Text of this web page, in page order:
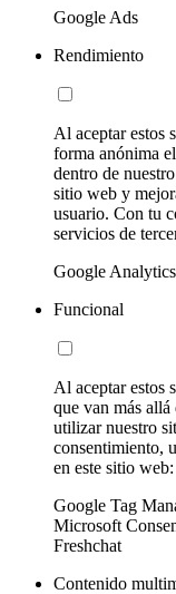
Google Ads
Rendimiento
Al aceptar estos
forma anónima
dentro de
sitio web y
usuario. Con tu
servicios de
Google
Funcional
Al aceptar estos
que van más
utilizar nuestro
consentimiento,
en este sitio web:
Google Tag
Microsoft
Freshchat
Contenido